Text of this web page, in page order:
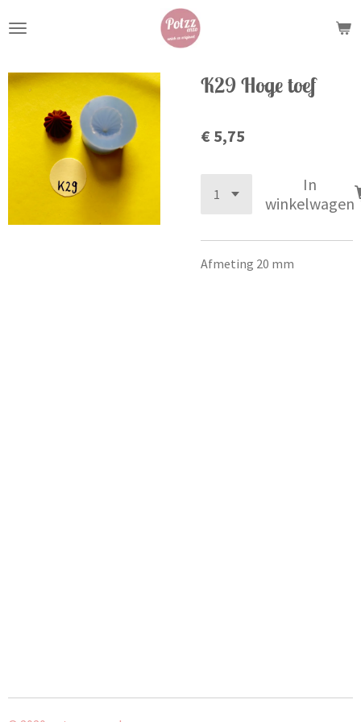
direct
de
hoofdinhoud
K29 Hoge toef
€ 5,75
In
winkelwagen
Afmeting 20 mm